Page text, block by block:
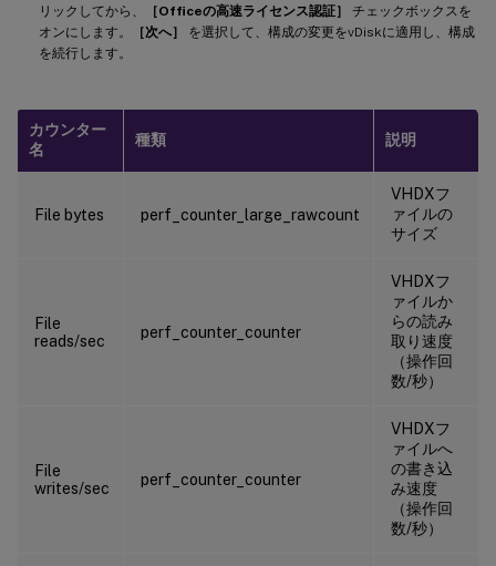
リックしてから、
［Officeの高速ライセンス認証］
チェックボックスを
オンにします。
［次へ］
を選択して、構成の変更をvDiskに適用し、構成
を続行します。
カウンター
名
種類 説明
File bytes perf_counter_large_rawcount
VHDXフ
ァイルの
サイズ
File
reads/sec
perf_counter_counter
VHDXフ
ァイルか
らの読み
取り速度
（操作回
数/秒）
File
writes/sec
perf_counter_counter
VHDXフ
ァイルへ
の書き込
み速度
（操作回
数/秒）